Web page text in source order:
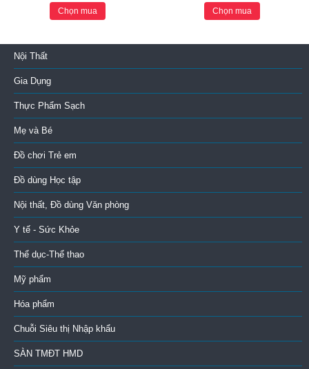
Chọn mua Chọn mua
Nội Thất
Gia Dụng
Thực Phẩm Sạch
Mẹ và Bé
Đồ chơi Trẻ em
Đồ dùng Học tập
Nội thất, Đồ dùng Văn phòng
Y tế - Sức Khỏe
Thể dục-Thể thao
Mỹ phẩm
Hóa phẩm
Chuỗi Siêu thị Nhập khẩu
SÀN TMĐT HMD